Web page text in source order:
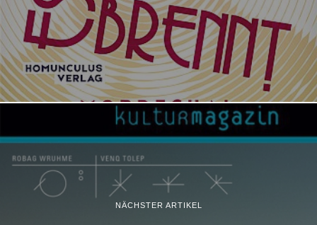
NÄCHSTER ARTIKEL